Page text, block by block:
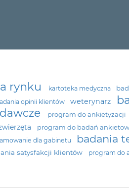
rynku kartoteka medyczna
opinii klientów weterynarz
program do ankietyzacji
program do badań
dla gabinetu badania
satysfakcji klientów program do